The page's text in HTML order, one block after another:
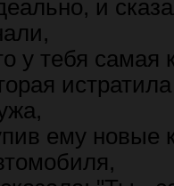
и
у тебя самая
ему новые